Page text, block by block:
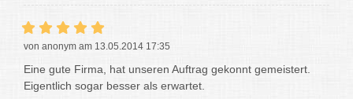
von anonym am 13.05.2014 17:35
Eine gute Firma, hat unseren Auftrag gekonnt gemeistert.
Eigentlich sogar besser als erwartet.